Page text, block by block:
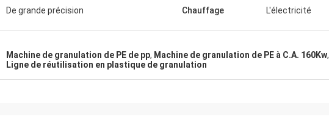
De grande précision Chauffage L'électricité
Machine de granulation de PE de pp, Machine de granulation de PE à C.A. 160Kw,
Ligne de réutilisation en plastique de granulation